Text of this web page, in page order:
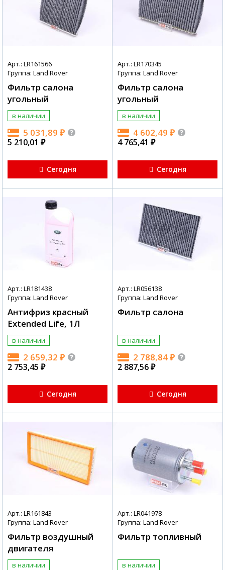
Арт.: LR161566
Группа: Land Rover
Фильтр салона
угольный
в наличии
5 031,89 ₽
5 210,01 ₽
Сегодня
Арт.: LR170345
Группа: Land Rover
Фильтр салона
угольный
в наличии
4 602,49 ₽
4 765,41 ₽
Сегодня
Арт.: LR181438
Группа: Land Rover
Антифриз красный
Extended Life, 1Л
в наличии
2 659,32 ₽
2 753,45 ₽
Сегодня
Арт.: LR056138
Группа: Land Rover
Фильтр салона
в наличии
2 788,84₽
2 887,56₽
Сегодня
Арт.: LR161843
Группа: Land Rover
Фильтр воздушный
двигателя
в наличии
Арт.: LR041978
Группа: Land Rover
Фильтр топливный
в наличии